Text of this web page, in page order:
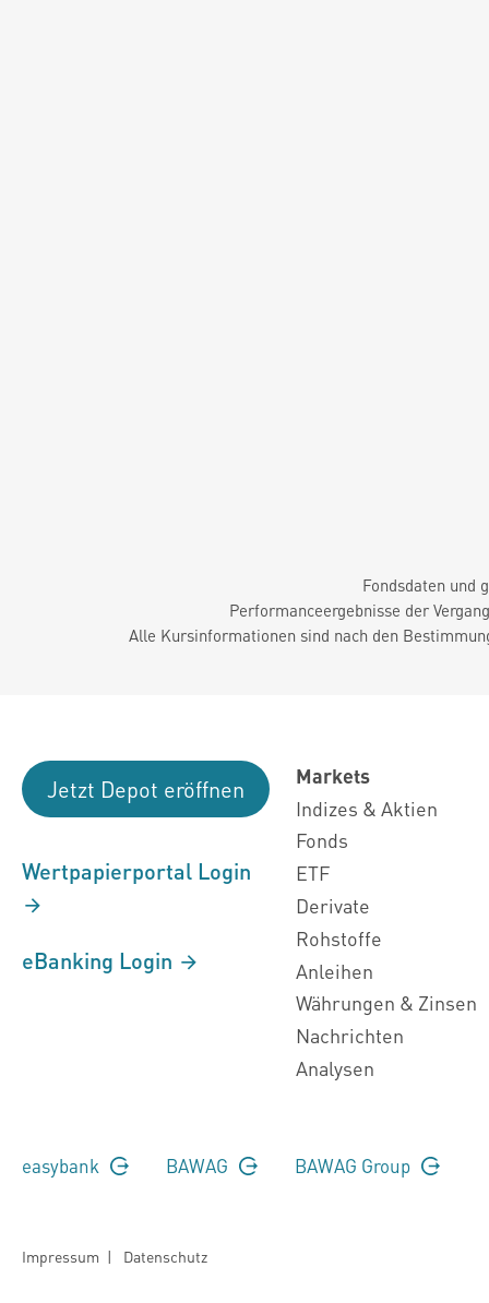
Fondsdaten und
Performanceergebnisse der
Alle Kursinformationen sind nach den
Jetzt Depot eröffnen
Wertpapierportal Login
eBanking Login
Markets
Indizes & Aktien
Fonds
ETF
Derivate
Rohstoffe
Anleihen
Währungen & Zinsen
Nachrichten
Analysen
easybank BAWAG BAWAG Group
Impressum | Datenschutz